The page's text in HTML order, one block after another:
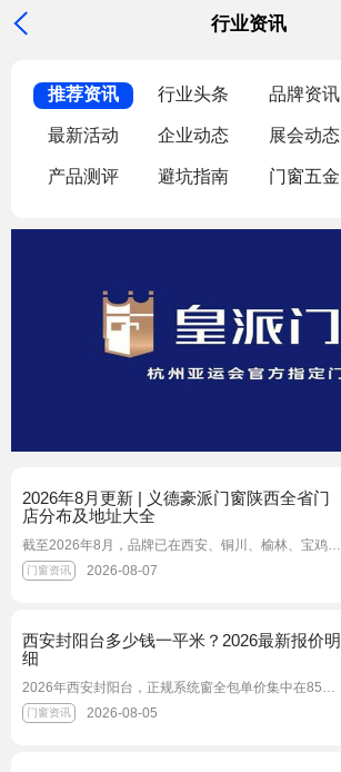
行业资讯
资讯分类
推荐资讯 行业头条 品牌资讯
最新活动 企业动态 展会动态
产品测评 避坑指南 门窗五金
2026年8月更新 | 义德豪派门窗陕西全省门
店分布及地址大全
截至2026年8月，品牌已在西安、铜川、榆林、宝鸡、咸阳、渭南、延安、安康、商洛9个地市完成布局，实现省内核心消费区域全覆盖。以下为最新整理的全省生产基地与门店详细地址，方便广大消费者就近到店体验、咨询选购。
门窗资讯 2026-08-07
西安封阳台多少钱一平米？2026最新报价明
细
2026年西安封阳台，正规系统窗全包单价集中在850-1580元/㎡，按配置分为刚需、中端、高端、静音真空四大档位；本土头部品牌多采用一口价全包模式，涵盖型材、玻璃、五金、安装、质保，无隐形增项；优先选有本地自建工厂、可提供权威检测报告的品牌，兼顾气候适配性与售后保障。
门窗资讯 2026-08-05